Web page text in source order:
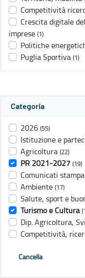
Competitività
Crescita digitale
imprese (1)
Politiche
Puglia Sportiva (1)
Categoria
2026 (55)
Istituzione e
Agricoltura (22)
PR 2021-2027 (19)
Comunicati
Ambiente (17)
Salute, sport e
Turismo e Cultura
Dip. Agricoltura,
Competitività,
Cancella